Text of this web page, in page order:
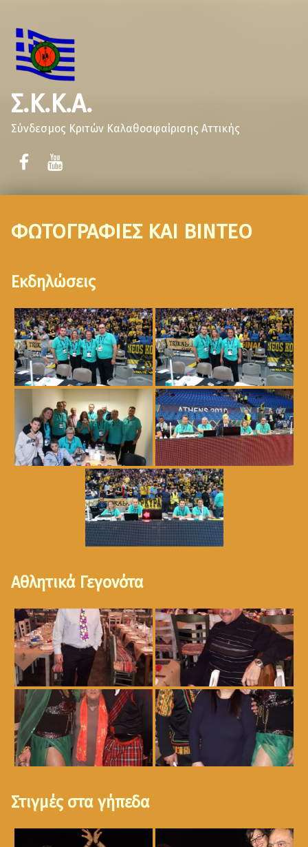
Σ.Κ.Κ.Α.
Σύνδεσμος Κριτών Καλαθοσφαίρισης Αττικής
ΦΩΤΟΓΡΑΦΙΕΣ ΚΑΙ ΒΙΝΤΕΟ
Εκδηλώσεις
Αθλητικά Γεγονότα
Στιγμές στα γήπεδα